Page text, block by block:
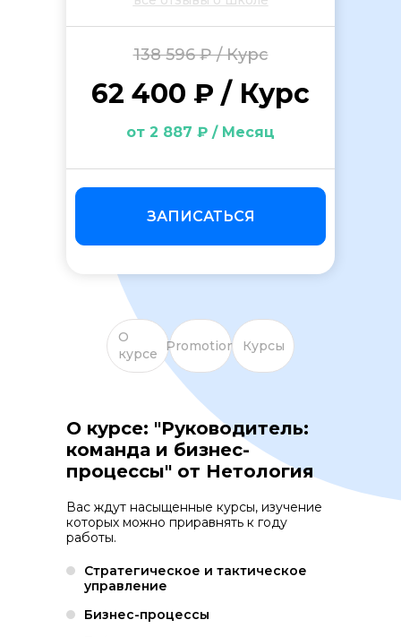
138 596 ₽ / Курс
62 400 ₽ / Курс
от 2 887 ₽ / Месяц
ЗАПИСАТЬСЯ
О
курсе
Promotion Курсы
О курсе: "Руководитель:
команда и бизнес-
процессы" от Нетология
Вас ждут насыщенные курсы, изучение
которых можно приравнять к году
работы.
Стратегическое и тактическое
управление
Бизнес-процессы
ОСТАВИТЬ ОТЗЫВ